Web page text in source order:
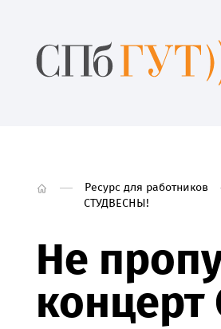
Ресурс для работников
СТУДВЕСНЫ!
Не